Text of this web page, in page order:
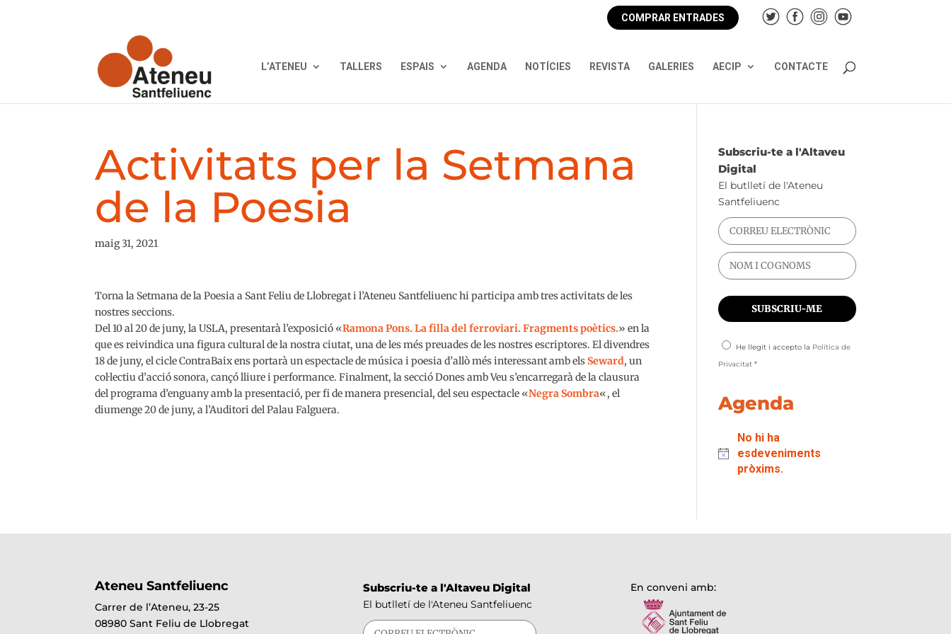
COMPRAR ENTRADES
L’ATENEU TALLERS ESPAIS AGENDA NOTÍCIES REVISTA GALERIES AECIP CONTACTE
Activitats per la Setmana
de la Poesia
maig 31, 2021
Torna la Setmana de la Poesia a Sant Feliu de Llobregat i l’Ateneu Santfeliuenc hi participa amb tres activitats de les
nostres seccions.
Del 10 al 20 de juny, la USLA, presentarà l’exposició «Ramona Pons. La filla del ferroviari. Fragments poètics.» en la
que es reivindica una figura cultural de la nostra ciutat, una de les més preuades de les nostres escriptores. El divendres
18 de juny, el cicle ContraBaix ens portarà un espectacle de música i poesia d’allò més interessant amb elsSeward, un
col·lectiu d’acció sonora, cançó lliure i performance. Finalment, la secció Dones amb Veu s’encarregarà de la clausura
del programa d’enguany amb la presentació, per fi de manera presencial, del seu espectacle «Negra Sombra«, el
diumenge 20 de juny, a l’Auditori del Palau Falguera.
Subscriu-te a l'Altaveu
Digital
El butlletí de l'Ateneu
Santfeliuenc
He llegit i accepto la Política de
Privacitat *
Agenda
No hi ha
esdeveniments
pròxims.
Ateneu Santfeliuenc
Carrer de l’Ateneu, 23-25
08980 Sant Feliu de Llobregat
Subscriu-te a l'Altaveu Digital
El butlletí de l'Ateneu Santfeliuenc
En conveni amb: